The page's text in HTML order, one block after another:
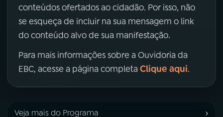
conteúdos ofertados ao cidadão. Por isso, não
se esqueça de incluir na sua mensagem o link
do conteúdo alvo de sua manifestação.
Para mais informações sobre a Ouvidoria da
EBC, acesse a página completa Clique aqui.
Veja mais do Programa ›